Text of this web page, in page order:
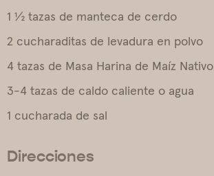
1 ½ tazas de manteca de cerdo
2 cucharaditas de levadura en polvo
4 tazas de Masa Harina de Maíz Nativo
3-4 tazas de caldo caliente o agua
1 cucharada de sal
Direcciones